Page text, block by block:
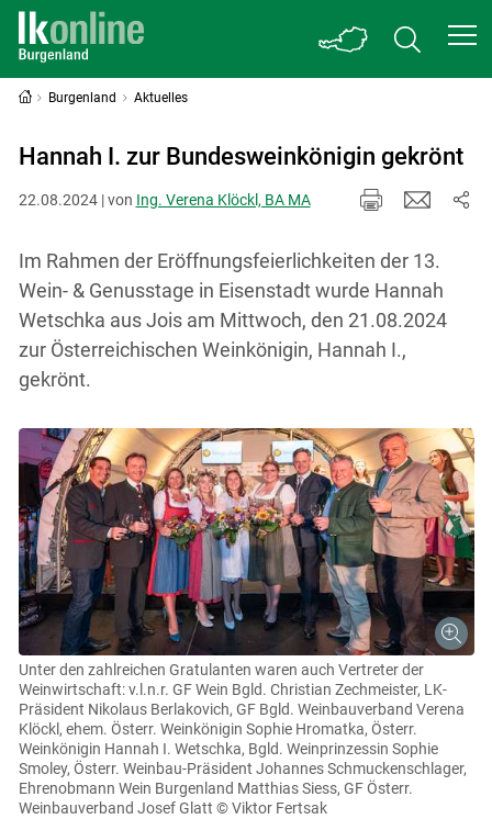
Burgenland Aktuelles
Hannah I. zur Bundesweinkönigin gekrönt
22.08.2024 | von Ing. Verena Klöckl, BA MA
Im Rahmen der Eröffnungsfeierlichkeiten der 13.
Wein- & Genusstage in Eisenstadt wurde Hannah
Wetschka aus Jois am Mittwoch, den 21.08.2024
zur Österreichischen Weinkönigin, Hannah I.,
gekrönt.
Unter den zahlreichen Gratulanten waren auch Vertreter der
Weinwirtschaft: v.l.n.r. GF Wein Bgld. Christian Zechmeister, LK-
Präsident Nikolaus Berlakovich, GF Bgld. Weinbauverband Verena
Klöckl, ehem. Österr. Weinkönigin Sophie Hromatka, Österr.
Weinkönigin Hannah I. Wetschka, Bgld. Weinprinzessin Sophie
Smoley, Österr. Weinbau-Präsident Johannes Schmuckenschlager,
Ehrenobmann Wein Burgenland Matthias Siess, GF Österr.
Weinbauverband Josef Glatt © Viktor Fertsak